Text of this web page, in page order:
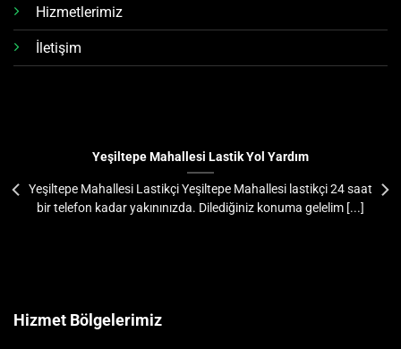
Hizmetlerimiz
İletişim
Yeşiltepe Mahallesi Lastik Yol Yardım
Yeşiltepe Mahallesi Lastikçi Yeşiltepe Mahallesi lastikçi 24 saat
bir telefon kadar yakınınızda. Dilediğiniz konuma gelelim [...]
Hizmet Bölgelerimiz